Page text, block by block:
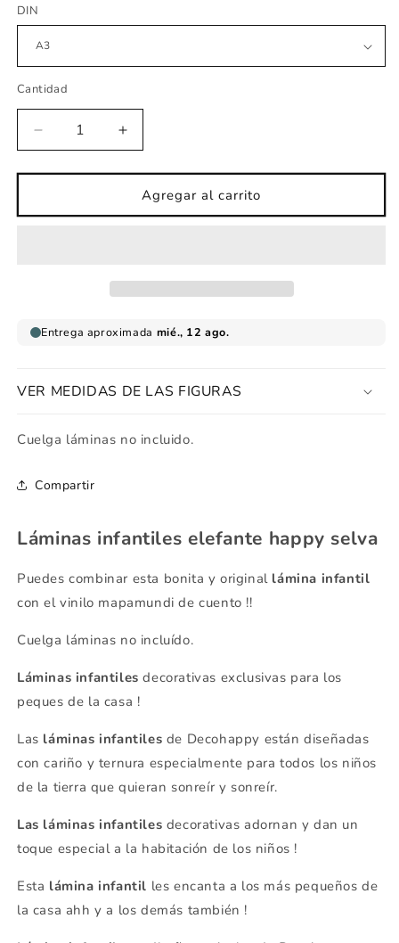
DIN
Cantidad
Reducir
cantidad
para
infantil
Aumentar
cantidad
para
Lámina
infantil
Agregar al carrito
VER MEDIDAS DE LAS FIGURAS
Cuelga láminas no incluido.
Compartir
Láminas infantiles elefante happy selva
Puedes combinar esta bonita y original lámina infantil
con el vinilo mapamundi de cuento !!
Cuelga láminas no incluído.
Láminas infantiles decorativas exclusivas para los
peques de la casa !
Las láminas infantiles de Decohappy están diseñadas
con cariño y ternura especialmente para todos los niños
de la tierra que quieran sonreír y sonreír.
Las láminas infantiles decorativas adornan y dan un
toque especial a la habitación de los niños !
Esta lámina infantil les encanta a los más pequeños de
la casa ahh y a los demás también !